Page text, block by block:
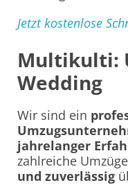
Jetzt kostenlose
Multikulti:
Wedding
Wir sind ein
jahrelanger
zahlreiche
und zuverlässig